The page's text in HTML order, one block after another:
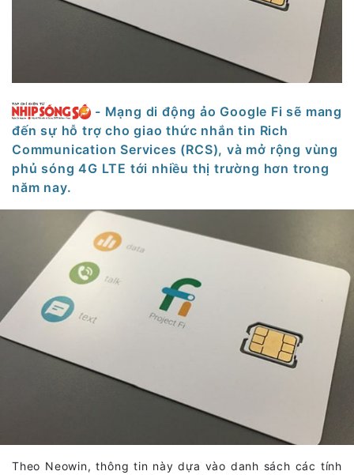
- Mạng di động ảo Google Fi sẽ mang
đến sự hỗ trợ cho giao thức nhắn tin Rich
Communication Services (RCS), và mở rộng vùng
phủ sóng 4G LTE tới nhiều thị trường hơn trong
năm nay.
Theo Neowin, thông tin này dựa vào danh sách các tính